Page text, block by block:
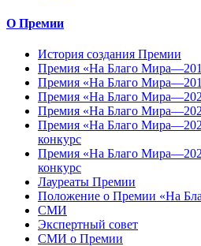
О Премии
История создания Премии
Премия «На Благо
Премия «На Благо
Премия «На Благо
Премия «На Благо
Премия «На Благо
конкурс
Премия «На Благо
конкурс
Лауреаты Премии
Положение о Премии «На
СМИ
Экспертный совет
СМИ о Премии